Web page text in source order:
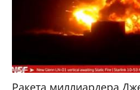
Ракета миллиардера